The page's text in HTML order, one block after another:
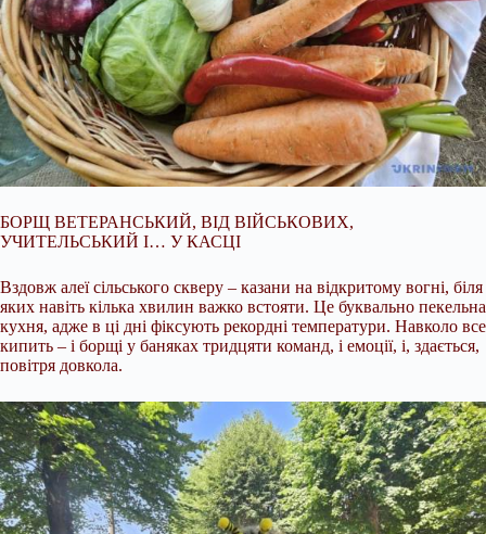
БОРЩ ВЕТЕРАНСЬКИЙ, ВІД ВІЙСЬКОВИХ,
УЧИТЕЛЬСЬКИЙ І… У КАСЦІ
Вздовж алеї сільського скверу – казани на відкритому вогні, біля
яких навіть кілька хвилин важко встояти. Це буквально пекельна
кухня, адже в ці дні фіксують рекордні температури. Навколо все
кипить – і борщі у баняках тридцяти команд, і емоції, і, здається,
повітря довкола.